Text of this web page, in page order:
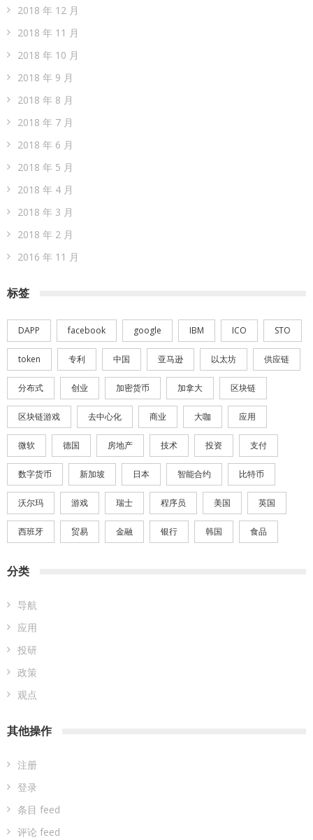
2018 年 12 月
2018 年 11 月
2018 年 10 月
2018 年 9 月
2018 年 8 月
2018 年 7 月
2018 年 6 月
2018 年 5 月
2018 年 4 月
2018 年 3 月
2018 年 2 月
2016 年 11 月
标签
DAPP facebook google IBM ICO STO
token 专利 中国 亚马逊 以太坊 供应链
分布式 创业 加密货币 加拿大 区块链
区块链游戏 去中心化 商业 大咖 应用
微软 德国 房地产 技术 投资 支付
数字货币 新加坡 日本 智能合约 比特币
沃尔玛 游戏 瑞士 程序员 美国 英国
西班牙 贸易 金融 银行 韩国 食品
分类
导航
应用
投研
政策
观点
其他操作
注册
登录
条目 feed
评论 feed